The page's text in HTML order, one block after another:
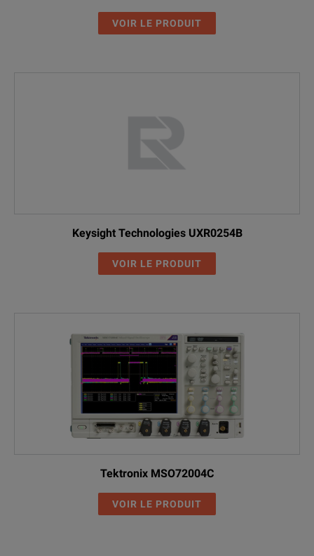
VOIR LE PRODUIT
Keysight Technologies UXR0254B
VOIR LE PRODUIT
Tektronix MSO72004C
VOIR LE PRODUIT